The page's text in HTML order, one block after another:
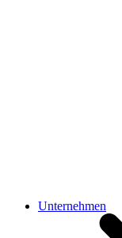
Unternehmen